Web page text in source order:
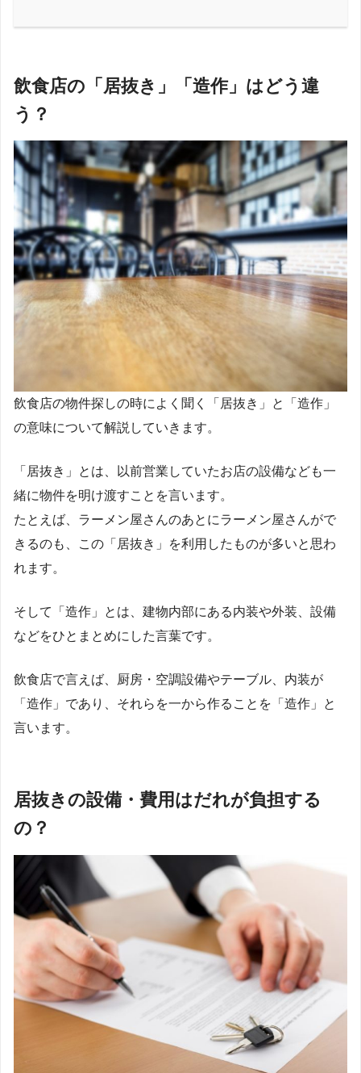
飲食店の「居抜き」「造作」はどう違
う？
飲食店の物件探しの時によく聞く「居抜き」と「造作」
の意味について解説していきます。
「居抜き」とは、以前営業していたお店の設備なども一
緒に物件を明け渡すことを言います。
たとえば、ラーメン屋さんのあとにラーメン屋さんがで
きるのも、この「居抜き」を利用したものが多いと思わ
れます。
そして「造作」とは、建物内部にある内装や外装、設備
などをひとまとめにした言葉です。
飲食店で言えば、厨房・空調設備やテーブル、内装が
「造作」であり、それらを一から作ることを「造作」と
言います。
居抜きの設備・費用はだれが負担する
の？